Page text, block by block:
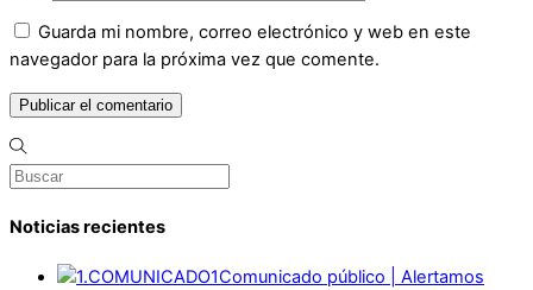
Guarda mi nombre, correo electrónico y web en este
navegador para la próxima vez que comente.
Noticias recientes
Comunicado público | Alertamos